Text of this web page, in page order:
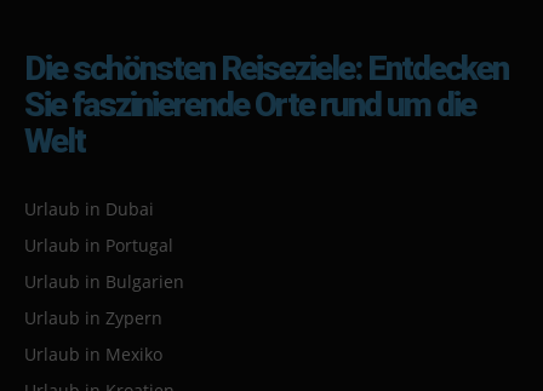
Die schönsten Reiseziele: Entdecken
Sie faszinierende Orte rund um die
Welt
Urlaub in Dubai
Urlaub in Portugal
Urlaub in Bulgarien
Urlaub in Zypern
Urlaub in Mexiko